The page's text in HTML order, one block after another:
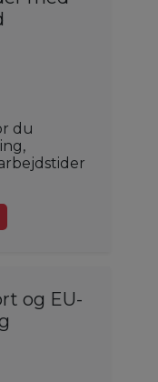
du
og EU-